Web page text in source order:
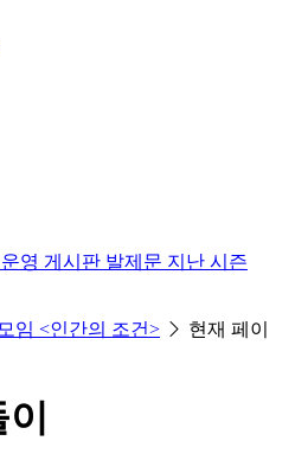
운영 게시판 발제문 지난 시즌
임 <인간의 조건>
현재 페이